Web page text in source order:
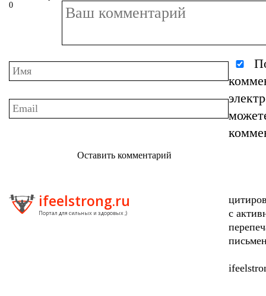
0
Оставить комментарий
ifeelstrong.ru
Портал для сильных и здоровых ;)
с